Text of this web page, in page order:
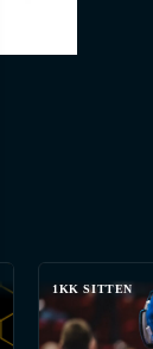
1KK SITTEN